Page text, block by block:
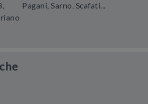
,
Pagani, Sarno, Scafati...